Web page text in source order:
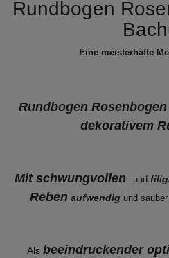
Rundbogen
Eine meisterhafte
Rundbogen Rosenbogen
dekorativem
Mit schwungvollen und
Reben aufwendig und sauber
Als beeindruckender